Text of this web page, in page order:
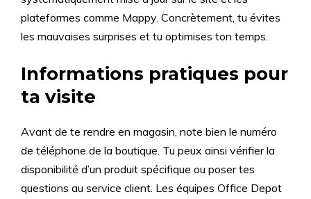
plateformes comme Mappy. Concrètement, tu évites
les mauvaises surprises et tu optimises ton temps.
Informations pratiques pour
ta visite
Avant de te rendre en magasin, note bien le numéro
de téléphone de la boutique. Tu peux ainsi vérifier la
disponibilité d’un produit spécifique ou poser tes
questions au service client. Les équipes Office Depot